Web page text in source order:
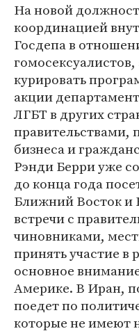
На новой
координацией
Госдепа в
курировать
акции
ЛГБТ в других
правительствами,
бизнеса и
Рэнди Берри уже
до конца года
Ближний Восток и
встречи с
чиновниками,
принять участие
основное
Америке. В Иран,
поедет по
которые не имеют